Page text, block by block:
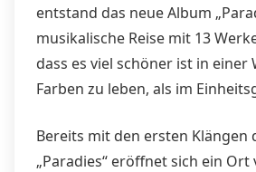
entstand das neue Album
musikalische Reise mit 13
dass es viel schöner ist in einer
Farben zu leben, als im
Bereits mit den ersten Klängen
„Paradies“ eröﬀnet sich ein Ort